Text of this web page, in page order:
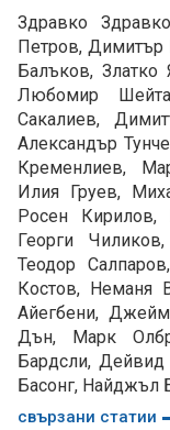
Здравко
Петров, Димитър
Балъков,
Любомир
Сакалиев,
Александър
Кременлиев,
Илия Груев,
Росен Кирилов,
Георги
Теодор
Костов, Неманя
Айегбени,
Дън, Марк
Бардсли, Дейвид
Басонг, Найджъл
свързани статии